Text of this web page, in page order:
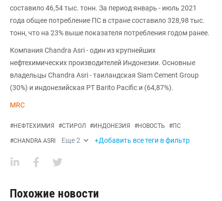
составило 46,54 тыс. тонн. За период январь - июль 2021
года общее потребление ПС в стране составило 328,98 тыс.
тонн, что на 23% выше показателя потребления годом ранее.
Компания Chandra Asri - один из крупнейших
нефтехимических производителей Индонезии. Основные
владельцы Chandra Asri - таиландская Siam Cement Group
(30%) и индонезийская PT Barito Pacific и (64,87%).
MRC
#НЕФТЕХИМИЯ #СТИРОЛ #ИНДОНЕЗИЯ #НОВОСТЬ #ПС
#CHANDRA ASRI Еще2 +Добавить все теги в фильтр
Похожие новости